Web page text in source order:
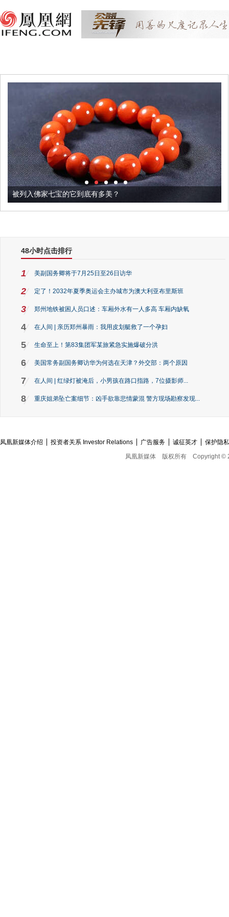
被列入佛家七宝的它到底有多美？
48小时点击排行
1 美副国务卿将于7月25日至26日访华
2 定了！2032年夏季奥运会主办城市为澳大利亚布里斯班
3 郑州地铁被困人员口述：车厢外水有一人多高 车厢内缺氧
4 在人间 | 亲历郑州暴雨：我用皮划艇救了一个孕妇
5 生命至上！第83集团军某旅紧急实施爆破分洪
6 美国常务副国务卿访华为何选在天津？外交部：两个原因
7 在人间 | 红绿灯被淹后，小男孩在路口指路，7位摄影师...
8 重庆姐弟坠亡案细节：凶手欲靠悲情蒙混 警方现场勘察发现...
凤凰新媒体介绍 投资者关系 Investor Relations 广告服务 诚征英才
保护隐
凤凰新媒体
版权所有 Copyright ©